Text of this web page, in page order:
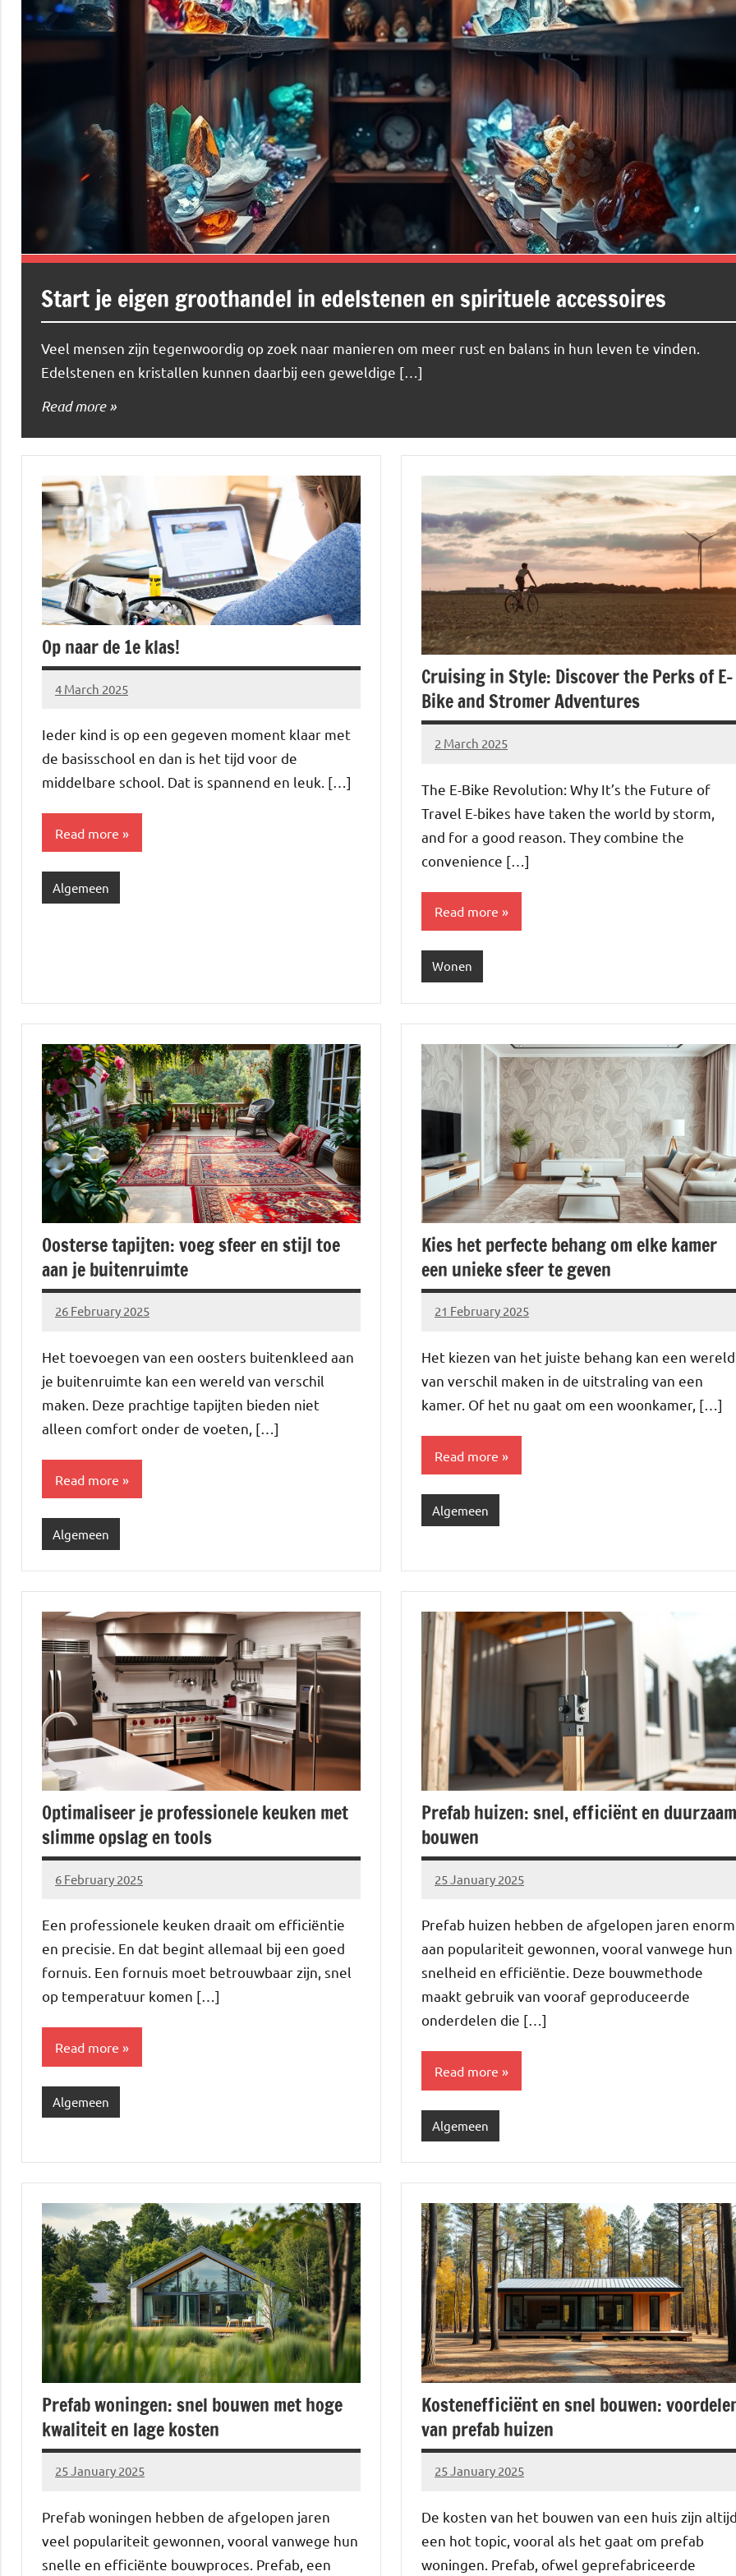
Start je eigen groothandel in edelstenen en spirituele accessoires
Veel mensen zijn tegenwoordig op zoek naar manieren om meer rust en balans in hun leven te vinden.
Edelstenen en kristallen kunnen daarbij een geweldige […]
Read more
Op naar de 1e klas!
4 March 2025
Brechtje
Ieder kind is op een gegeven moment klaar met
de basisschool en dan is het tijd voor de
middelbare school. Dat is spannend en leuk. […]
Read more
Algemeen
Cruising in Style: Discover the Perks of E-
Bike and Stromer Adventures
2 March 2025
Brechtje
The E-Bike Revolution: Why It’s the Future of
Travel E-bikes have taken the world by storm,
and for a good reason. They combine the
convenience […]
Read more
Wonen
Oosterse tapijten: voeg sfeer en stijl toe
aan je buitenruimte
26 February 2025
Brechtje
Het toevoegen van een oosters buitenkleed aan
je buitenruimte kan een wereld van verschil
maken. Deze prachtige tapijten bieden niet
alleen comfort onder de voeten, […]
Read more
Algemeen
Kies het perfecte behang om elke kamer
een unieke sfeer te geven
21 February 2025
Brechtje
Het kiezen van het juiste behang kan een wereld
van verschil maken in de uitstraling van een
kamer. Of het nu gaat om een woonkamer, […]
Read more
Algemeen
Optimaliseer je professionele keuken met
slimme opslag en tools
6 February 2025
Brechtje
Een professionele keuken draait om efficiëntie
en precisie. En dat begint allemaal bij een goed
fornuis. Een fornuis moet betrouwbaar zijn, snel
op temperatuur komen […]
Read more
Algemeen
Prefab huizen: snel, efficiënt en duurzaam
bouwen
25 January 2025
Brechtje
Prefab huizen hebben de afgelopen jaren enorm
aan populariteit gewonnen, vooral vanwege hun
snelheid en efficiëntie. Deze bouwmethode
maakt gebruik van vooraf geproduceerde
onderdelen die […]
Read more
Algemeen
Prefab woningen: snel bouwen met hoge
kwaliteit en lage kosten
25 January 2025
Brechtje
Prefab woningen hebben de afgelopen jaren
veel populariteit gewonnen, vooral vanwege hun
snelle en efficiënte bouwproces. Prefab, een
Kostenefficiënt en snel bouwen:
van prefab huizen
25 January 2025
Brechtje
De kosten van het bouwen van een huis zijn
een hot topic, vooral als het gaat om prefab
woningen. Prefab, ofwel geprefabriceerde